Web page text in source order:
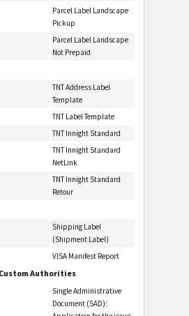
Parcel Label Landscape
Pickup
Parcel Label Landscape
Not Prepaid
TNT Address Label
Template
TNT Label Template
TNT Innight Standard
TNT Innight Standard
NetLink
TNT Innight Standard
Retour
Shipping Label
(Shipment Label)
VISA Manifest Report
Authorities
Single Administrative
Document (SAD):